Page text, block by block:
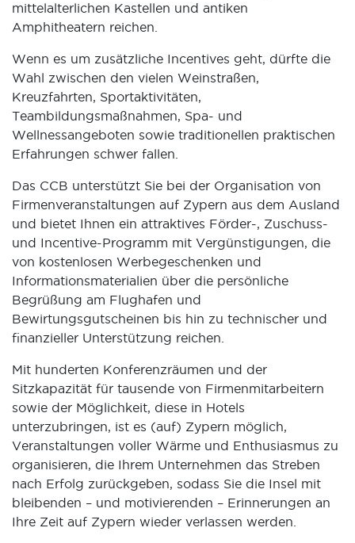
mittelalterlichen Kastellen und antiken
Amphitheatern reichen.
Wenn es um zusätzliche Incentives geht, dürfte die
Wahl zwischen den vielen Weinstraßen,
Kreuzfahrten, Sportaktivitäten,
Teambildungsmaßnahmen, Spa- und
Wellnessangeboten sowie traditionellen praktischen
Erfahrungen schwer fallen.
Das CCB unterstützt Sie bei der Organisation von
Firmenveranstaltungen auf Zypern aus dem Ausland
und bietet Ihnen ein attraktives Förder-, Zuschuss-
und Incentive-Programm mit Vergünstigungen, die
von kostenlosen Werbegeschenken und
Informationsmaterialien über die persönliche
Begrüßung am Flughafen und
Bewirtungsgutscheinen bis hin zu technischer und
finanzieller Unterstützung reichen.
Mit hunderten Konferenzräumen und der
Sitzkapazität für tausende von Firmenmitarbeitern
sowie der Möglichkeit, diese in Hotels
unterzubringen, ist es (auf) Zypern möglich,
Veranstaltungen voller Wärme und Enthusiasmus zu
organisieren, die Ihrem Unternehmen das Streben
nach Erfolg zurückgeben, sodass Sie die Insel mit
bleibenden – und motivierenden – Erinnerungen an
Ihre Zeit auf Zypern wieder verlassen werden.